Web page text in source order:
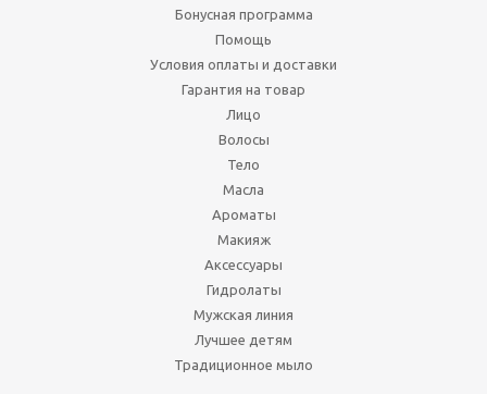
Бонусная программа
Помощь
Условия оплаты и доставки
Гарантия на товар
Лицо
Волосы
Тело
Масла
Ароматы
Макияж
Аксессуары
Гидролаты
Мужская линия
Лучшее детям
Традиционное мыло